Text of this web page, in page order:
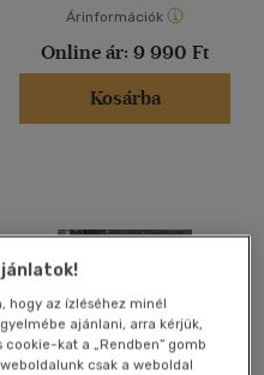
Árinformációk
Online ár: 9 990 Ft
Kosárba
hogy az ízléséhez minél
ajánlani, arra kérjük,
kat a „Rendben” gomb
csak a weboldal